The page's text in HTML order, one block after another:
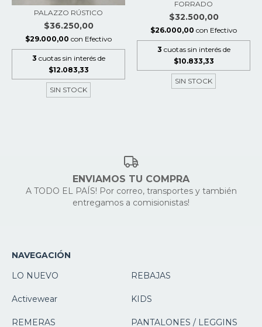
PALAZZO RÚSTICO
$36.250,00
$29.000,00 con Efectivo
3 cuotas sin interés de
$12.083,33
SIN STOCK
FORRADO
$32.500,00
$26.000,00 con Efectivo
3 cuotas sin interés de
$10.833,33
SIN STOCK
ENVIAMOS TU COMPRA
A TODO EL PAÍS! Por correo, transportes y también
entregamos a comisionistas!
NAVEGACIÓN
LO NUEVO
REBAJAS
Activewear KIDS
REMERAS PANTALONES / LEGGINS